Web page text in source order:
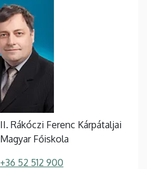
II. Rákóczi Ferenc Kárpátaljai
Magyar Főiskola
+36 52 512 900